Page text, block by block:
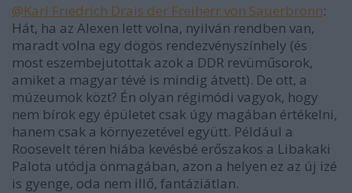
@Karl Friedrich Drais der Freiherr von Sauerbronn:
Hát, ha az Alexen lett volna, nyilván rendben van,
maradt volna egy dögös rendezvényszínhely (és
most eszembejutottak azok a DDR revüműsorok,
amiket a magyar tévé is mindig átvett). De ott, a
múzeumok közt? Én olyan régimódi vagyok, hogy
nem bírok egy épületet csak úgy magában értékelni,
hanem csak a környezetével együtt. Például a
Roosevelt téren hiába kevésbé erőszakos a Libakaki
Palota utódja önmagában, azon a helyen ez az új izé
is gyenge, oda nem illő, fantáziátlan.